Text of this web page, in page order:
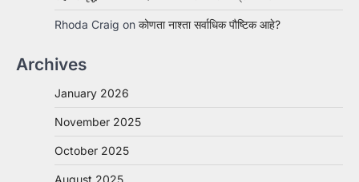
Rhoda Craig on कोणता नाश्ता सर्वाधिक पौष्टिक आहे?
Archives
January 2026
November 2025
October 2025